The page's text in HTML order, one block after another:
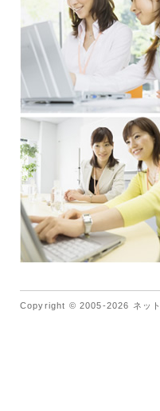
Copyright © 2005-2026 ネッ